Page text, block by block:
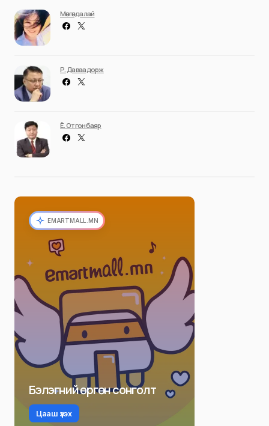
Мөнгөндалай
Р. Даваадорж
Ё. Отгонбаяр
EMARTMALL.MN
Бэлэгний өргөн сонголт
Цааш үзэх